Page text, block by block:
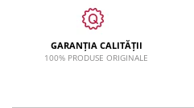
GARANȚIA CALITĂȚII
100% PRODUSE ORIGINALE